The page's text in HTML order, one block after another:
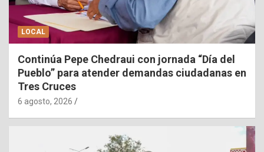
LOCAL
Continúa Pepe Chedraui con jornada “Día del
Pueblo” para atender demandas ciudadanas en
Tres Cruces
6 agosto, 2026